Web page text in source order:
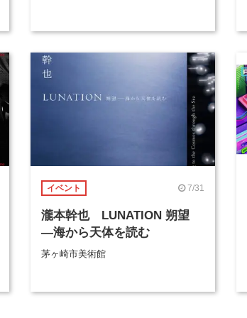
イベント 7/31
瀧本幹也 LUNATION 朔望
―海から天体を読む
茅ヶ崎市美術館